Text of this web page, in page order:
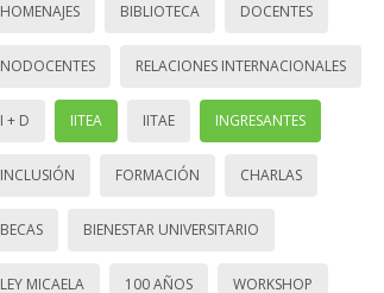
HOMENAJES BIBLIOTECA DOCENTES
NODOCENTES RELACIONES INTERNACIONALES
I + D IITEA IITAE INGRESANTES
INCLUSIÓN FORMACIÓN CHARLAS
BECAS BIENESTAR UNIVERSITARIO
LEY MICAELA 100 AÑOS WORKSHOP